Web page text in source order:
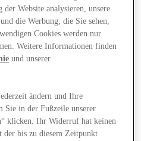
Website analysieren, unsere
die Werbung, die Sie sehen,
Cookies werden nur
Weitere Informationen finden
und unserer
ändern und Ihre
in der Fußzeile unserer
klicken. Ihr Widerruf hat keinen
der bis zu diesem Zeitpunkt